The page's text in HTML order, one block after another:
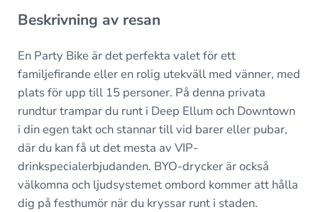
Beskrivning av resan
En Party Bike är det perfekta valet för ett
familjefirande eller en rolig utekväll med vänner, med
plats för upp till 15 personer. På denna privata
rundtur trampar du runt i Deep Ellum och Downtown
i din egen takt och stannar till vid barer eller pubar,
där du kan få ut det mesta av VIP-
drinkspecialerbjudanden. BYO-drycker är också
välkomna och ljudsystemet ombord kommer att hålla
dig på festhumör när du kryssar runt i staden.